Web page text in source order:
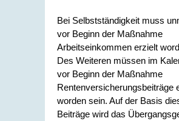
Bei Selbstständigkeit muss
vor Beginn der Maßnahme
Arbeitseinkommen erzielt
Des Weiteren müssen im
vor Beginn der Maßnahme
Rentenversicherungsbeiträge
worden sein. Auf der Basis
Beiträge wird das